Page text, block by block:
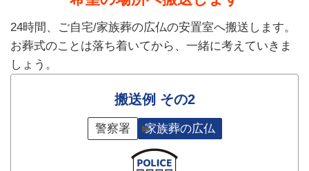
24時間、ご自宅/家族葬の広仏の安置室へ搬送します。
お葬式のことは落ち着いてから、一緒に考えていきま
しょう。
搬送例 その2
警察署 家族葬の広仏